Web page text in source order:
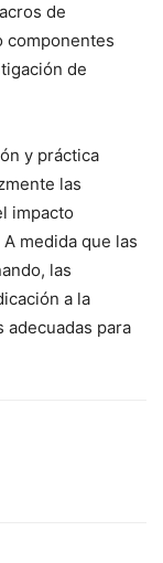
de
​componentes
de
y práctica
las
impacto
medida ⁣que las
las
a la
para⁤